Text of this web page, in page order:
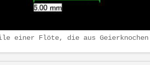
einer Flöte, die aus